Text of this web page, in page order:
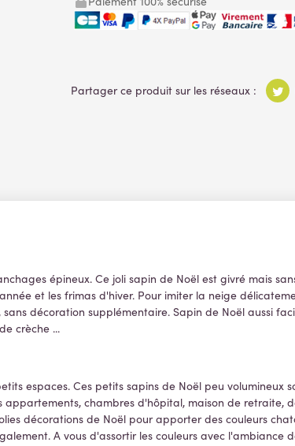
épineux. Ce joli sapin de Noël est givré mais
et les frimas d'hiver. Pour imiter la neige
décoration supplémentaire. Sapin de Noël aussi
crèche ...
espaces. Ces petits sapins de Noël peu volumineux
chambres d'hôpital, maison de retraite,
décorations de Noël pour apporter des couleurs
A vous d'assortir les couleurs avec l'ambiance